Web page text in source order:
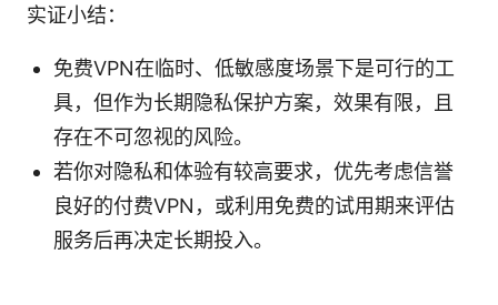
实证小结：
免费VPN在临时、低敏感度场景下是可行的工
具，但作为长期隐私保护方案，效果有限，且
存在不可忽视的风险。
若你对隐私和体验有较高要求，优先考虑信誉
良好的付费VPN，或利用免费的试用期来评估
服务后再决定长期投入。